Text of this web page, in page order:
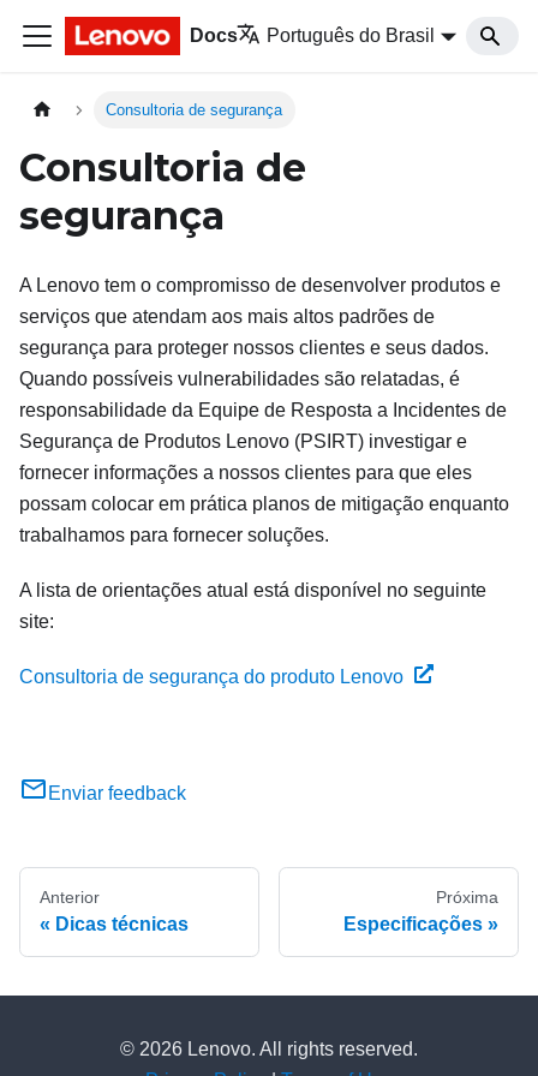
Docs Português do Brasil
Consultoria de segurança
Consultoria de
segurança
A Lenovo tem o compromisso de desenvolver produtos e
serviços que atendam aos mais altos padrões de
segurança para proteger nossos clientes e seus dados.
Quando possíveis vulnerabilidades são relatadas, é
responsabilidade da Equipe de Resposta a Incidentes de
Segurança de Produtos Lenovo (PSIRT) investigar e
fornecer informações a nossos clientes para que eles
possam colocar em prática planos de mitigação enquanto
trabalhamos para fornecer soluções.
A lista de orientações atual está disponível no seguinte
site:
Consultoria de segurança do produto Lenovo
Enviar feedback
Anterior
Dicas técnicas
Próxima
Especificações
© 2026 Lenovo. All rights reserved.